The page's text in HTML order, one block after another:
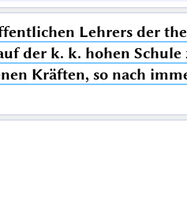
Lehrers der
der k. k. hohen
Kräften, so nach